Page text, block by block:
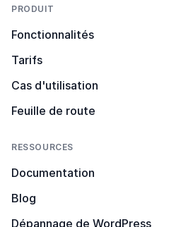
PRODUIT
Fonctionnalités
Tarifs
Cas d'utilisation
Feuille de route
RESSOURCES
Documentation
Blog
Dépannage de WordPress